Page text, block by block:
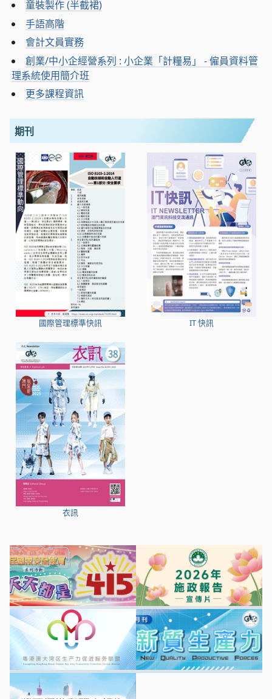
童裝製作 (半截裙)
手語高階
會計文員實務
創業/中小企經營系列 : 小企業「計糧易」 - 僱員資料管
理系統使用簡介班
更多課程資訊
期刊
國際管理標準快訊 IT 快訊
衣訊